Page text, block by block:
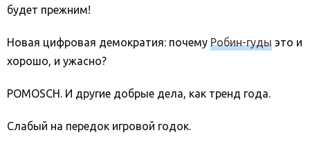
будет прежним!
Новая цифровая демократия: почему Робин-гуды это и
хорошо, и ужасно?
POMOSCH. И другие добрые дела, как тренд года.
Слабый на передок игровой годок.